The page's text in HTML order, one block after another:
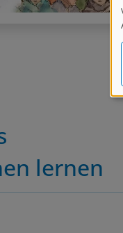
lernen